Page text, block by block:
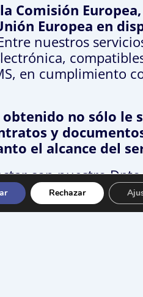
Comisión Europea,
Europea en
nuestros
en cumplimiento
no sólo le
y
el alcance del
con nuestro
Además,ANF AC le
Rechazar